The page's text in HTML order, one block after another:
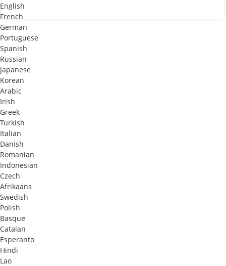
English
French
German
Portuguese
Spanish
Russian
Japanese
Korean
Arabic
Irish
Greek
Turkish
Italian
Danish
Romanian
Indonesian
Czech
Afrikaans
Swedish
Polish
Basque
Catalan
Esperanto
Hindi
Lao